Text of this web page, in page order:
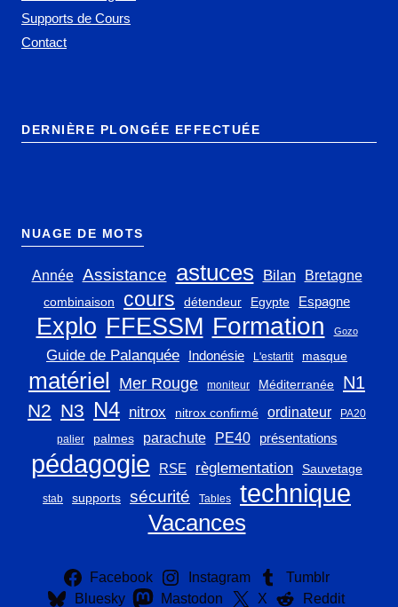
Supports de Cours
Contact
DERNIÈRE PLONGÉE EFFECTUÉE
NUAGE DE MOTS
Année Assistance astuces Bilan Bretagne
combinaison cours détendeur Egypte Espagne
Explo FFESSM Formation Gozo
Guide de Palanquée Indonésie L'estartit masque
matériel Mer Rouge moniteur Méditerranée N1
N2 N3 N4 nitrox nitrox confirmé ordinateur PA20
palier palmes parachute PE40 présentations
pédagogie RSE règlementation Sauvetage
stab supports sécurité Tables technique
Vacances
Facebook Instagram
Tumblr
Bluesky
Mastodon X
Reddit